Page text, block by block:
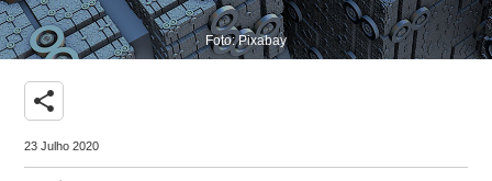
Foto: Pixabay
share
23 Julho 2020